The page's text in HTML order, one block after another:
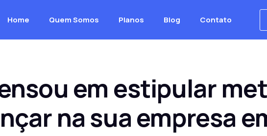
Home Quem Somos Planos Blog Contato
em estipular
na sua empresa